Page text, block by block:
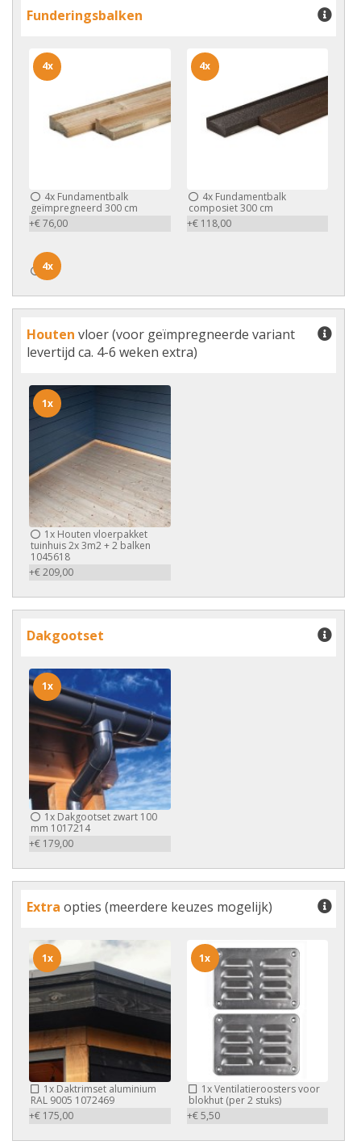
Funderingsbalken
4x Fundamentbalk
geïmpregneerd 300 cm
+€ 76,00
4x
4xFundamentbalk
composiet 300 cm
+€ 118,00
4x
4x
4x
Houten vloer (voor geïmpregneerde variant
levertijd ca. 4-6 weken extra)
1x Houten vloerpakket
tuinhuis 2x 3m2 + 2 balken
1045618
+€ 209,00
1x
Dakgootset
1x Dakgootset zwart 100
mm 1017214
+€ 179,00
1x
Extra opties (meerdere keuzes mogelijk)
1x Daktrimset aluminium
RAL 9005 1072469
+€ 175,00
1x
1xVentilatieroosters voor
blokhut (per 2 stuks)
+€ 5,50
1x